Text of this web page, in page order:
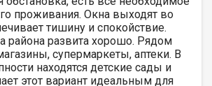
проживания. Окна выходят во
тишину и спокойствие.
района развита хорошо. Рядом
супермаркеты, аптеки. В
находятся детские сады и
этот вариант идеальным для